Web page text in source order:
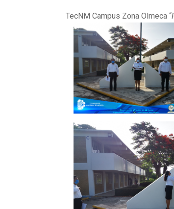
TecNM Campus Zona Olmeca “